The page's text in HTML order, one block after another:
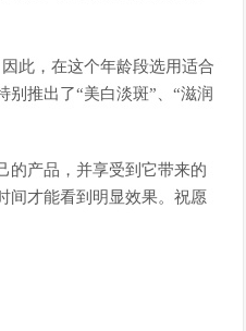
此，在这个年龄段选用适合
推出了“美白淡斑”、“滋润
的产品，并享受到它带来的
间才能看到明显效果。祝愿